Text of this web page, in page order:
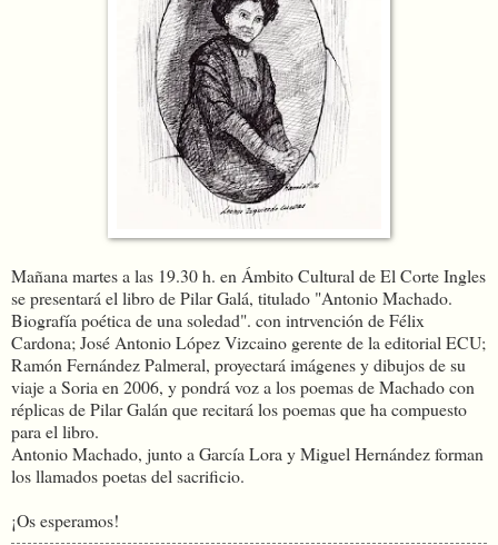
Mañana martes a las 19.30 h. en Ámbito Cultural de El Corte Ingles
se presentará el libro de Pilar Galá, titulado "Antonio Machado.
Biografía poética de una soledad". con intrvención de Félix
Cardona; José Antonio López Vizcaino gerente de la editorial ECU;
Ramón Fernández Palmeral, proyectará imágenes y dibujos de su
viaje a Soria en 2006, y pondrá voz a los poemas de Machado con
réplicas de Pilar Galán que recitará los poemas que ha compuesto
para el libro.
Antonio Machado, junto a García Lora y Miguel Hernández forman
los llamados poetas del sacrificio.
¡Os esperamos!